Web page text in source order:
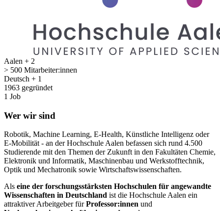
Aalen + 2
> 500 Mitarbeiter:innen
Deutsch + 1
1963 gegründet
1 Job
Wer wir sind
Robotik, Machine Learning, E-Health, Künstliche Intelligenz oder
E-Mobilität - an der Hochschule Aalen befassen sich rund 4.500
Studierende mit den Themen der Zukunft in den Fakultäten Chemie,
Elektronik und Informatik, Maschinenbau und Werkstofftechnik,
Optik und Mechatronik sowie Wirtschaftswissenschaften.
Als eine der forschungsstärksten Hochschulen für angewandte
Wissenschaften in Deutschland ist die Hochschule Aalen ein
attraktiver Arbeitgeber fürProfessor:innen und